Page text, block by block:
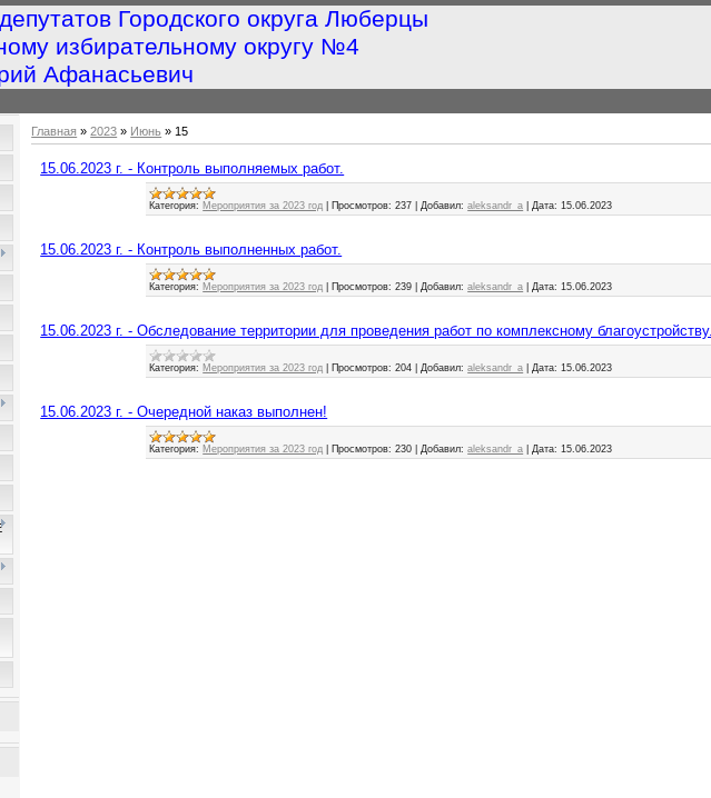
Городского округа Люберцы
избирательному округу №4
Афанасьевич
Главная »2023 » Июнь » 15
15.06.2023 г. - Контроль выполняемых работ.
Категория: Мероприятия за 2023 год Просмотров: 237 Добавил: aleksandr_a Дата: 15.06.2023
15.06.2023 г. - Контроль выполненных работ.
Категория: Мероприятия за 2023 год Просмотров: 239 Добавил: aleksandr_a Дата: 15.06.2023
15.06.2023 г. - Обследование территории для проведения работ по комплексному благоустройству.
Категория: Мероприятия за 2023 год Просмотров: 204 Добавил: aleksandr_a Дата: 15.06.2023
15.06.2023 г. - Очередной наказ выполнен!
Категория: Мероприятия за 2023 год Просмотров: 230 Добавил: aleksandr_a Дата: 15.06.2023